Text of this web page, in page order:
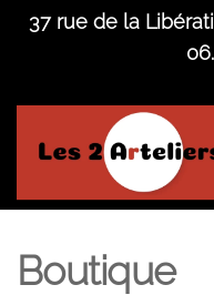
Skip
content
37 rue de la
Boutique